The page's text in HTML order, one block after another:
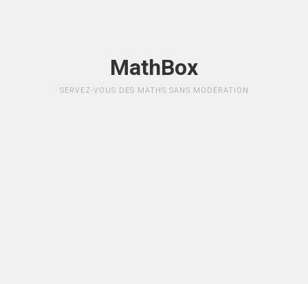
MathBox
SERVEZ-VOUS DES MATHS SANS MODÉRATION